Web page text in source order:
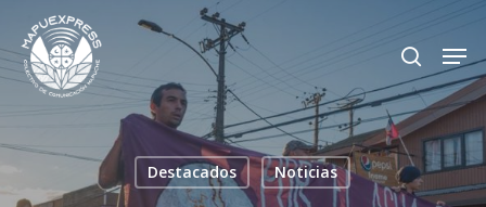
Skip
to
main
search
Destacados Noticias
Close
Menu